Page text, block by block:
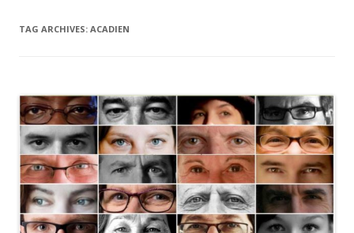
TAG ARCHIVES: ACADIEN